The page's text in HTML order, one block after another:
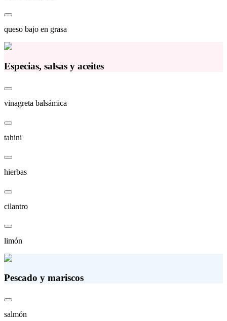
queso bajo en grasa
Especias, salsas y aceites
vinagreta balsámica
tahini
hierbas
cilantro
limón
Pescado y mariscos
salmón